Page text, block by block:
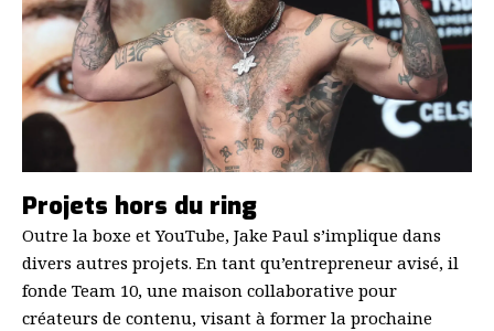
Projets hors du ring
Outre la boxe et YouTube, Jake Paul s’implique dans
divers autres projets. En tant qu’entrepreneur avisé, il
fonde Team 10, une maison collaborative pour
créateurs de contenu, visant à former la prochaine